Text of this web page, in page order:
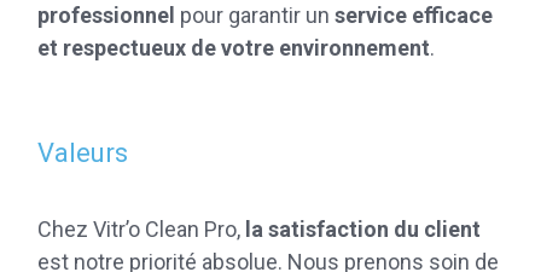
professionnel pour garantir unservice efficace
et respectueux de votre environnement.
Valeurs
Chez Vitr’o Clean Pro, la satisfaction du client
est notre priorité absolue. Nous prenons soin de